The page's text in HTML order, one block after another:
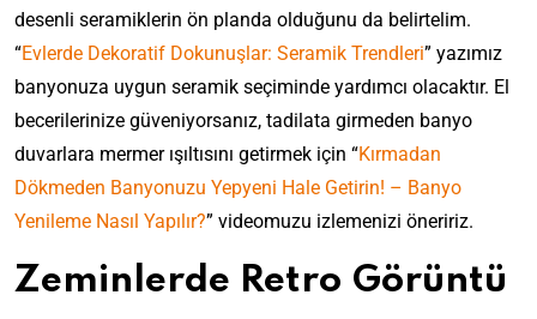
desenli seramiklerin ön planda olduğunu da belirtelim.
“Evlerde Dekoratif Dokunuşlar: Seramik Trendleri” yazımız
banyonuza uygun seramik seçiminde yardımcı olacaktır. El
becerilerinize güveniyorsanız, tadilata girmeden banyo
duvarlara mermer ışıltısını getirmek için “Kırmadan
Dökmeden Banyonuzu Yepyeni Hale Getirin! – Banyo
Yenileme Nasıl Yapılır?” videomuzu izlemenizi öneririz.
Zeminlerde Retro Görüntü